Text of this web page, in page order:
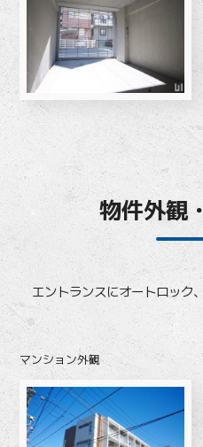
物件外観
エントランスにオートロック
マンション外観